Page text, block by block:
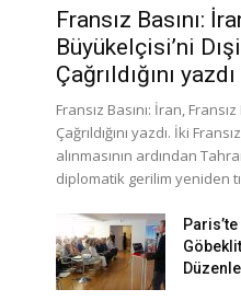
Fransız Basını:
Büyükelçisi’ni
Çağrıldığını yazdı
Fransız Basını: İran,
Çağrıldığını yazdı. İki
alınmasının ardından
diplomatik gerilim yeniden